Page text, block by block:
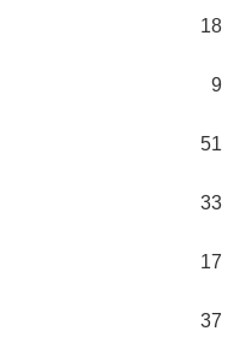
18
9
51
33
17
37